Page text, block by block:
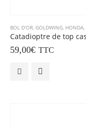
BOL D'OR, GOLDWING, HONDA,
59,00€ TTC